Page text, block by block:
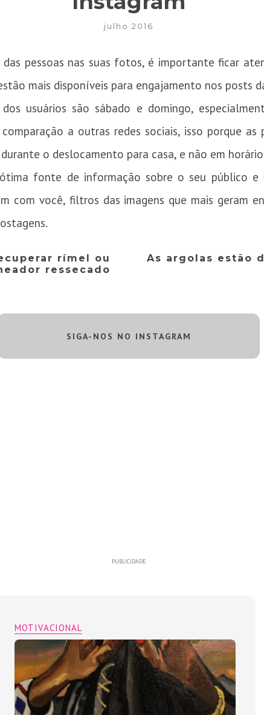
julho 2016
pessoas nas suas fotos, é importante ficar
mais disponíveis para engajamento nos posts
usuários são sábado e domingo,
a outras redes sociais, isso porque as
o deslocamento para casa, e não em
fonte de informação sobre o seu público e
com você, filtros das imagens que mais geram
rímel ou
ressecado
As argolas estão
SIGA-NOS NO INSTAGRAM
PUBLICIDADE
MOTIVACIONAL